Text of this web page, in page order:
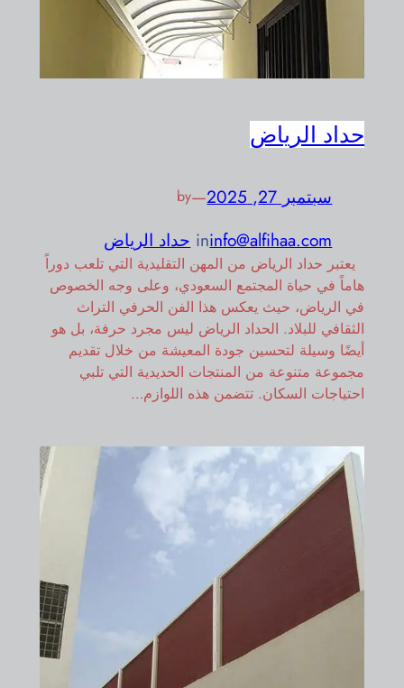
حداد الرياض
سبتمبر 27, 2025 —
by
info@alfihaa.com
in حداد الرياض
يعتبر حداد الرياض من المهن التقليدية التي تلعب دوراً
هاماً في حياة المجتمع السعودي، وعلى وجه الخصوص
في الرياض، حيث يعكس هذا الفن الحرفي التراث
الثقافي للبلاد. الحداد الرياض ليس مجرد حرفة، بل هو
أيضًا وسيلة لتحسين جودة المعيشة من خلال تقديم
مجموعة متنوعة من المنتجات الحديدية التي تلبي
احتياجات السكان. تتضمن هذه اللوازم…